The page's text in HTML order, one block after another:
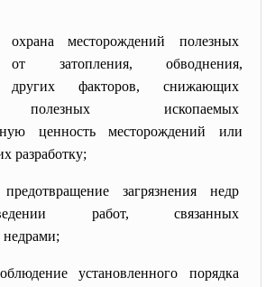
месторождений полезных
от затопления, обводнения,
факторов, снижающих
полезных ископаемых
ценностьместорождений или
разработку;
загрязнениянедр
работ, связанных
недрами;
установленного порядка